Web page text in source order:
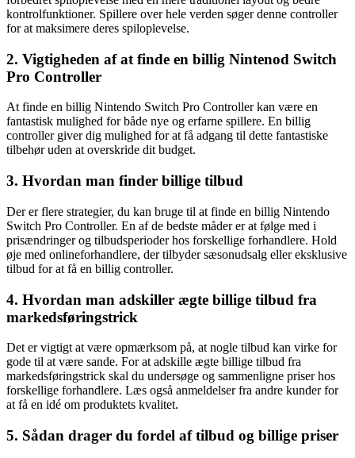
kontrolfunktioner. Spillere over hele verden søger denne controller
for at maksimere deres spiloplevelse.
2. Vigtigheden af ​​at finde en billig Nintenod Switch
Pro Controller
At finde en billig Nintendo Switch Pro Controller kan være en
fantastisk mulighed for både nye og erfarne spillere. En billig
controller giver dig mulighed for at få adgang til dette fantastiske
tilbehør uden at overskride dit budget.
3. Hvordan man finder billige tilbud
Der er flere strategier, du kan bruge til at finde en billig Nintendo
Switch Pro Controller. En af de bedste måder er at følge med i
prisændringer og tilbudsperioder hos forskellige forhandlere. Hold
øje med onlineforhandlere, der tilbyder sæsonudsalg eller eksklusive
tilbud for at få en billig controller.
4. Hvordan man adskiller ægte billige tilbud fra
markedsføringstrick
Det er vigtigt at være opmærksom på, at nogle tilbud kan virke for
gode til at være sande. For at adskille ægte billige tilbud fra
markedsføringstrick skal du undersøge og sammenligne priser hos
forskellige forhandlere. Læs også anmeldelser fra andre kunder for
at få en idé om produktets kvalitet.
5. Sådan drager du fordel af tilbud og billige priser